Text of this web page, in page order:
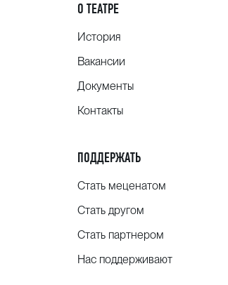
О ТЕАТРЕ
История
Вакансии
Документы
Контакты
ПОДДЕРЖАТЬ
Стать меценатом
Стать другом
Стать партнером
Нас поддерживают